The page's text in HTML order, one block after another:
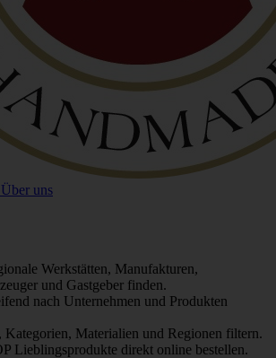
Über uns
Werkstätten, Manufakturen,
und Gastgeber finden.
nach Unternehmen und Produkten
Kategorien, Materialien und Regionen filtern.
Lieblingsprodukte direkt online bestellen.